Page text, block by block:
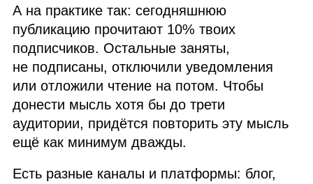
А на практике так: сегодняшнюю
публикацию прочитают 10% твоих
подписчиков. Остальные заняты,
не подписаны, отключили уведомления
или отложили чтение на потом. Чтобы
донести мысль хотя бы до трети
аудитории, придётся повторить эту мысль
ещё как минимум дважды.
Есть разные каналы и платформы: блог,